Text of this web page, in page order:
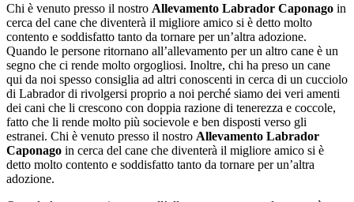
Chi è venuto presso il nostro Allevamento Labrador Caponago in
cerca del cane che diventerà il migliore amico si è detto molto
contento e soddisfatto tanto da tornare per un’altra adozione.
Quando le persone ritornano all’allevamento per un altro cane è un
segno che ci rende molto orgogliosi. Inoltre, chi ha preso un cane
qui da noi spesso consiglia ad altri conoscenti in cerca di un cucciolo
di Labrador di rivolgersi proprio a noi perché siamo dei veri amenti
dei cani che li crescono con doppia razione di tenerezza e coccole,
fatto che li rende molto più socievole e ben disposti verso gli
estranei. Chi è venuto presso il nostro Allevamento Labrador
Caponago in cerca del cane che diventerà il migliore amico si è
detto molto contento e soddisfatto tanto da tornare per un’altra
adozione.